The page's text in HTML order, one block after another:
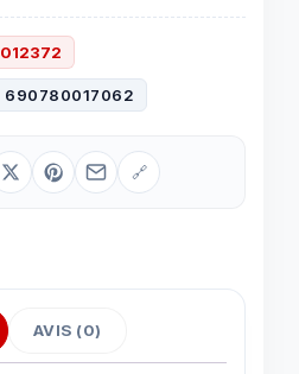
690780017062
🔗
AVIS (0)